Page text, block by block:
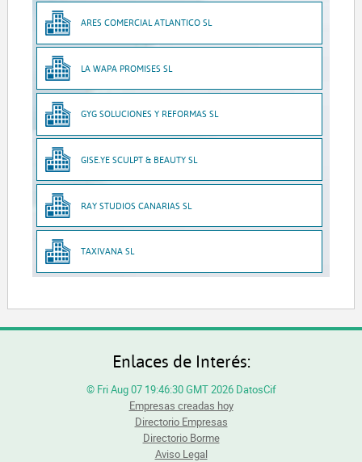
ARES COMERCIAL ATLANTICO SL
LA WAPA PROMISES SL
GYG SOLUCIONES Y REFORMAS SL
GISE.YE SCULPT & BEAUTY SL
RAY STUDIOS CANARIAS SL
TAXIVANA SL
Enlaces de Interés:
© Fri Aug 07 19:46:30 GMT 2026 DatosCif
Empresas creadas hoy
Directorio Empresas
Directorio Borme
Aviso Legal